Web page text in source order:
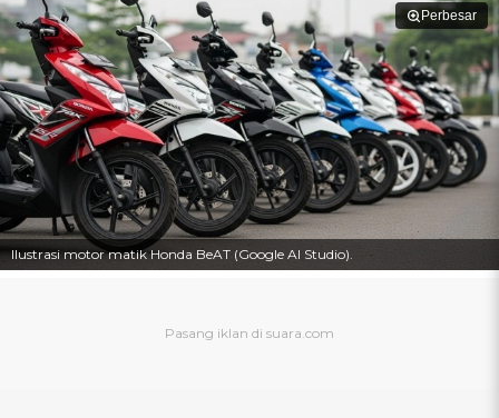
Perbesar
Ilustrasi motor matik Honda BeAT (Google AI Studio).